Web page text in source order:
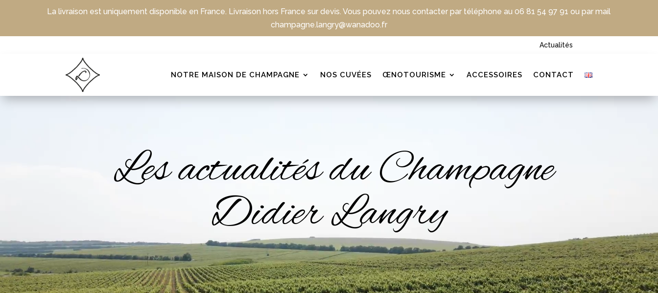
La livraison est uniquement disponible en France. Livraison hors France sur devis. Vous pouvez nous contacter par téléphone au 06 81 54 97 91 ou par mail
champagne.langry@wanadoo.fr
Actualités
NOTRE MAISON DE CHAMPAGNE NOS CUVÉES ŒNOTOURISME ACCESSOIRES CONTACT
Lecteur
Les actualités du Champagne
Didier Langry